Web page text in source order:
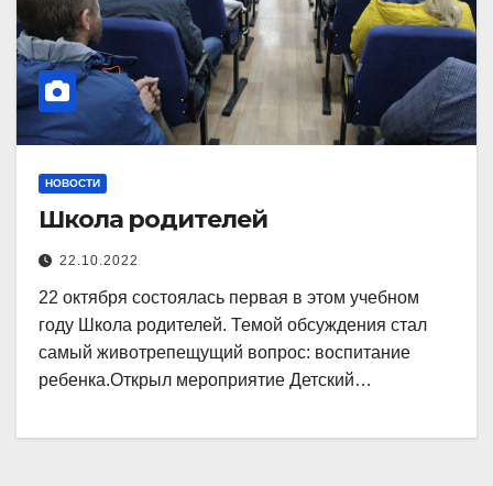
НОВОСТИ
Школа родителей
22.10.2022
22 октября состоялась первая в этом учебном
году Школа родителей. Темой обсуждения стал
самый животрепещущий вопрос: воспитание
ребенка.Открыл мероприятие Детский…